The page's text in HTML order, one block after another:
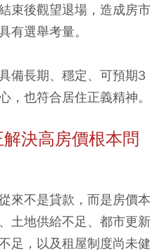
束後觀望退場，造成房市
有選舉考量。
備長期、穩定、可預期3
，也符合居住正義精神。
決高房價根本問
來不是貸款，而是房價本
土地供給不足、都市更新
足，以及租屋制度尚未健